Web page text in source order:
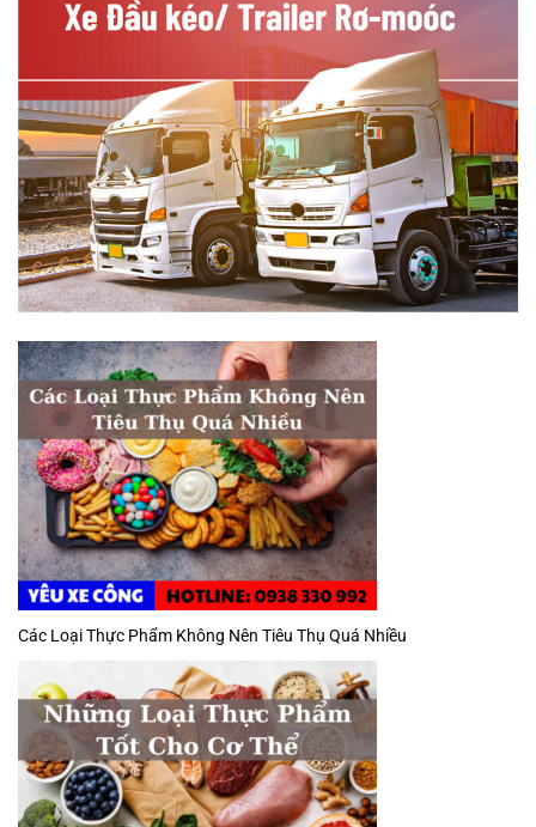
Các Loại Thực Phẩm Không Nên Tiêu Thụ Quá Nhiều